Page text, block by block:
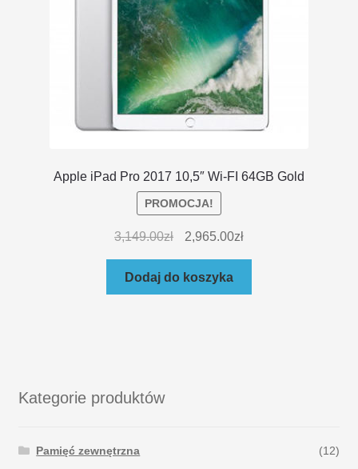
Apple iPad Pro 2017 10,5″ Wi-FI 64GB Gold
PROMOCJA!
3,149.00zł 2,965.00zł
Dodaj do koszyka
Kategorie produktów
Pamięć zewnętrzna (12)